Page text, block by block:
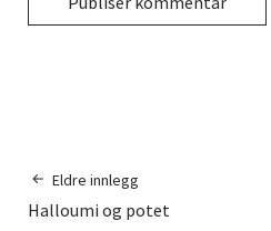
Eldre innlegg
Halloumi og potet